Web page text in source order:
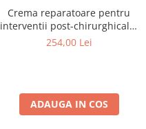
Crema reparatoare pentru
interventii post-chirurghicale,
Post-Operative Care Cream -
254,00 Lei
ADAUGA IN COS